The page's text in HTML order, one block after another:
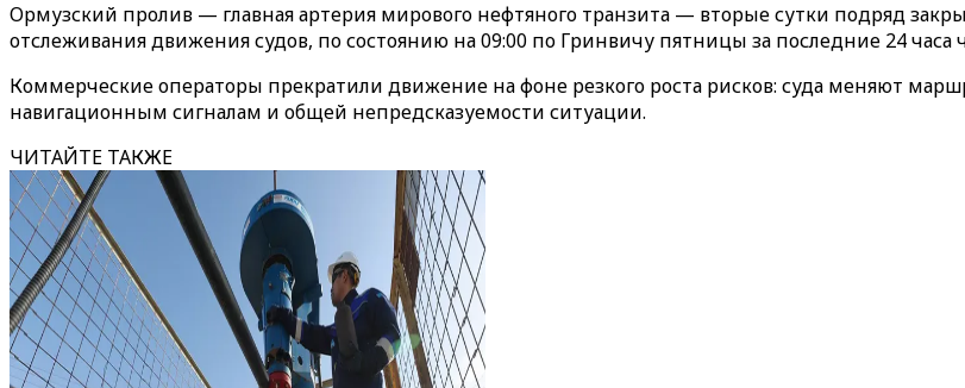
Ормузский пролив — главная артерия мирового нефтяного транзита — вторые сутки подряд
отслеживания движения судов, по состоянию на 09:00 по Гринвичу пятницы за последние 24
Коммерческие операторы прекратили движение на фоне резкого роста рисков: суда меняют
навигационным сигналам и общей непредсказуемости ситуации.
ЧИТАЙТЕ ТАКЖЕ